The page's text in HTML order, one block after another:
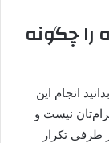
را چگونه
انجام این
نیست و
طرفی تکرار